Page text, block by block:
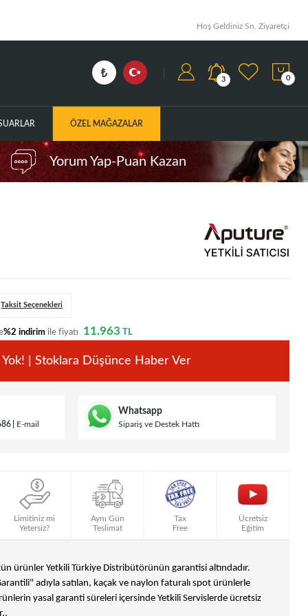
Hoş Geldiniz Sn. Ziyaretçi
3 0
ÖZEL MAĞAZALAR
Yorum Yap-Puan Kazan
Taksit Seçenekleri
%2 indirim ile fiyatı 11.963 TL
| Stoklara Düşünce Haber Ver
E-mail
Whatsapp
Sipariş ve Destek Hattı
Limitiniz mi
Yetersiz?
Aynı Gün
Teslimat
Tax
Free
Ücretsiz
Eğitim
ürünler Yetkili Türkiye Distribütörünün garantisi altındadır.
adıyla satılan, kaçak ve naylon faturalı spot ürünlerle
yasal garanti süreleri içersinde Yetkili Servislerde ücretsiz